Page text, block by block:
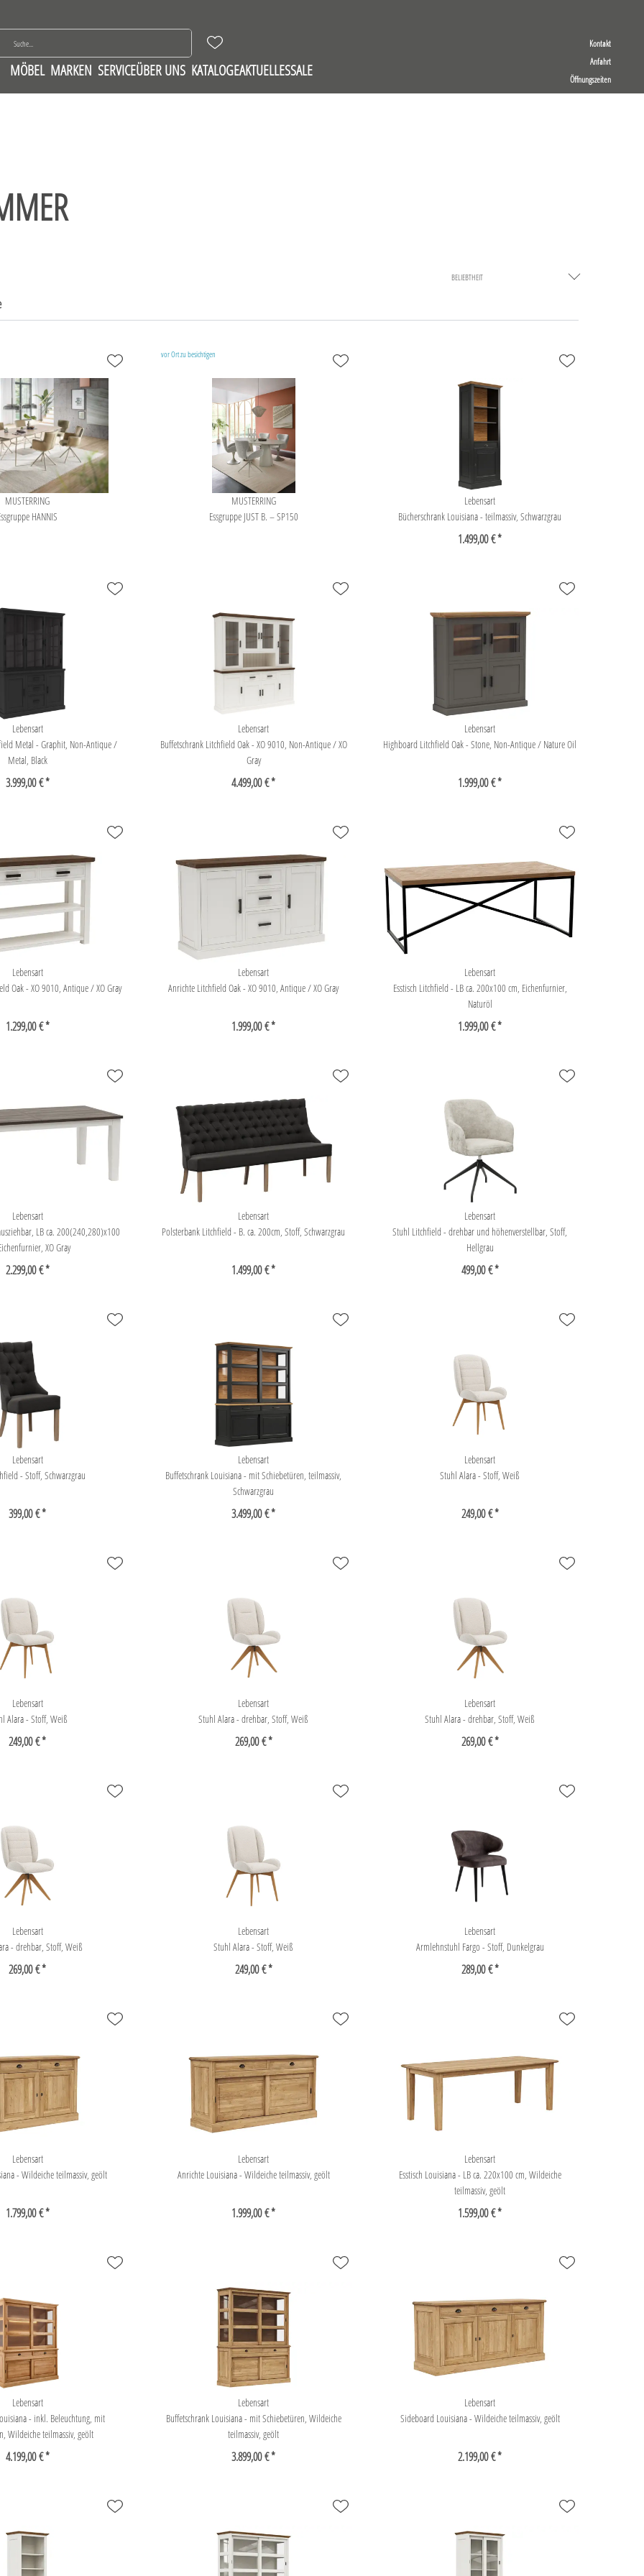
Kontakt
Anfahrt
Öffnungszeiten
MÖBEL MARKEN SERVICEÜBER UNS KATALOGEAKTUELLESSALE
BELIEBTHEIT
MUSTERRING
HANNIS
vor Ort zu besichtigen
MUSTERRING
Essgruppe JUST B. – SP150
Lebensart
Bücherschrank Louisiana - teilmassiv, Schwarzgrau
1.499,00 € *
Lebensart
Metal - Graphit, Non-Antique /
Metal, Black
3.999,00 € *
Lebensart
Buffetschrank Litchfield Oak - XO 9010, Non-Antique / XO
Gray
4.499,00 € *
Lebensart
Highboard Litchfield Oak - Stone, Non-Antique / Nature Oil
1.999,00 € *
Lebensart
Oak - XO 9010, Antique / XO Gray
1.299,00 € *
Lebensart
Anrichte Litchfield Oak - XO 9010, Antique / XO Gray
1.999,00 € *
Lebensart
Esstisch Litchfield - LB ca. 200x100 cm, Eichenfurnier,
Naturöl
1.999,00 € *
Lebensart
LB ca. 200(240,280)x100
XO Gray
2.299,00 € *
Lebensart
Polsterbank Litchfield - B. ca. 200cm, Stoff, Schwarzgrau
1.499,00 € *
Lebensart
Stuhl Litchfield - drehbar und höhenverstellbar, Stoff,
Hellgrau
499,00 € *
Lebensart
- Stoff, Schwarzgrau
399,00 € *
Lebensart
Buffetschrank Louisiana - mit Schiebetüren, teilmassiv,
Schwarzgrau
3.499,00 € *
Lebensart
Stuhl Alara - Stoff, Weiß
249,00 € *
Lebensart
Alara - Stoff, Weiß
249,00 € *
Lebensart
Stuhl Alara - drehbar, Stoff, Weiß
269,00 € *
Lebensart
Stuhl Alara - drehbar, Stoff, Weiß
269,00 € *
Lebensart
- drehbar, Stoff, Weiß
269,00 € *
Lebensart
Stuhl Alara - Stoff, Weiß
249,00 € *
Lebensart
Armlehnstuhl Fargo - Stoff, Dunkelgrau
289,00 € *
Lebensart
- Wildeiche teilmassiv, geölt
1.799,00 € *
Lebensart
Anrichte Louisiana - Wildeiche teilmassiv, geölt
1.999,00 € *
Lebensart
Esstisch Louisiana - LB ca. 220x100 cm, Wildeiche
teilmassiv, geölt
1.599,00 € *
Lebensart
- inkl. Beleuchtung, mit
Wildeiche teilmassiv, geölt
4.199,00 € *
Lebensart
Buffetschrank Louisiana - mit Schiebetüren, Wildeiche
teilmassiv, geölt
3.899,00 € *
Lebensart
Sideboard Louisiana - Wildeiche teilmassiv, geölt
2.199,00 € *